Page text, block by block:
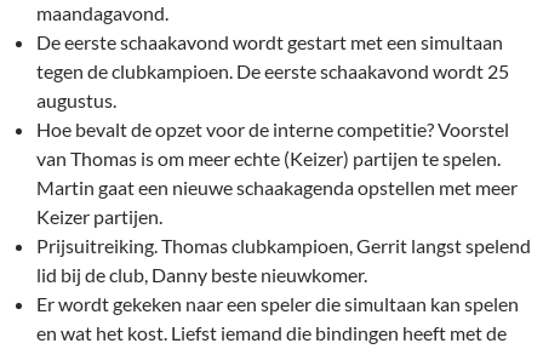
maandagavond.
De eerste schaakavond wordt gestart met een simultaan
tegen de clubkampioen. De eerste schaakavond wordt 25
augustus.
Hoe bevalt de opzet voor de interne competitie? Voorstel
van Thomas is om meer echte (Keizer) partijen te spelen.
Martin gaat een nieuwe schaakagenda opstellen met meer
Keizer partijen.
Prijsuitreiking. Thomas clubkampioen, Gerrit langst spelend
lid bij de club, Danny beste nieuwkomer.
Er wordt gekeken naar een speler die simultaan kan spelen
en wat het kost. Liefst iemand die bindingen heeft met de